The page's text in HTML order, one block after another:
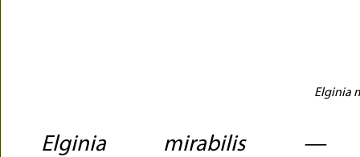
Elginia
Elginia mirabilis —